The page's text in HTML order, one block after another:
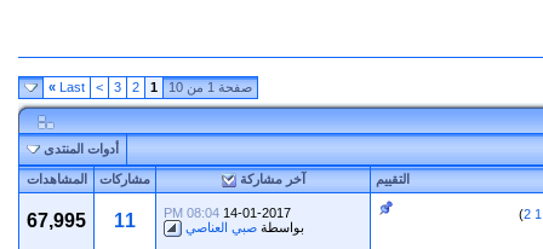
صفحة 1 من 10 1
2
3
>
Last
»
أدوات المنتدى
التقييم آخر مشاركة مشاركات المشاهدات
1
2
)
14-01-2017
08:04 PM
بواسطة صبي العناصي 11
67,995